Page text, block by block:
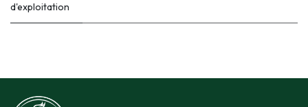
d'exploitation